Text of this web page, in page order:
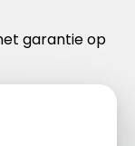
garantie op